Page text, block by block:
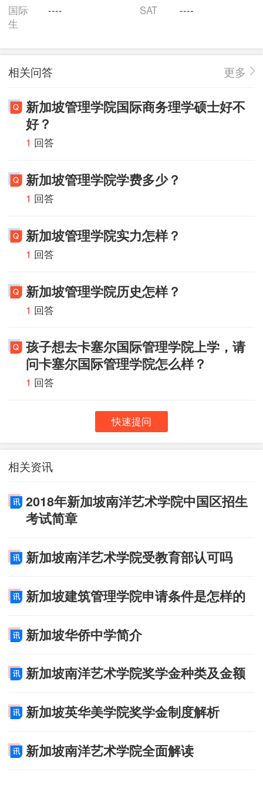
理培训与咨询服务。
程，MBA课程，Bachelor Degree课程，高级主管文凭课
加坡、中国、台湾和马来西亚等地的管理岗位上。我们
致力于用强大的师资、专业的管理、完善的设备、高度
的责任感去为学员提升在新经济环境下的竞争力。
学校获得的荣誉包括：SGP国际管理学院为新加坡教育
部正式注册机构，并得到了中国驻新加坡大使馆的资格
新加坡消费者协会质量信得过标志（CaseTrust）；
获颁新加坡素质级私立教育机构奖（SQC-PEO）；
为海外培训基地；
中国优秀医院服务商品牌 “金如意奖” ；
新加坡国际企业发展局指定学院为该局“全球伙伴计划
新加坡中、小企业500强称号。院校特色：
学院文化
F：Faith 希望
O：Openness 开放
国际
生
---- SAT ----
相关问答 更多
新加坡管理学院国际商务理学硕士好不
好？
1 回答
新加坡管理学院学费多少？
1 回答
新加坡管理学院实力怎样？
1 回答
新加坡管理学院历史怎样？
1 回答
孩子想去卡塞尔国际管理学院上学，请
问卡塞尔国际管理学院怎么样？
1 回答
快速提问
相关资讯
2018年新加坡南洋艺术学院中国区招生
考试简章
新加坡南洋艺术学院受教育部认可吗
新加坡建筑管理学院申请条件是怎样的
新加坡华侨中学简介
新加坡南洋艺术学院奖学金种类及金额
新加坡英华美学院奖学金制度解析
新加坡南洋艺术学院全面解读